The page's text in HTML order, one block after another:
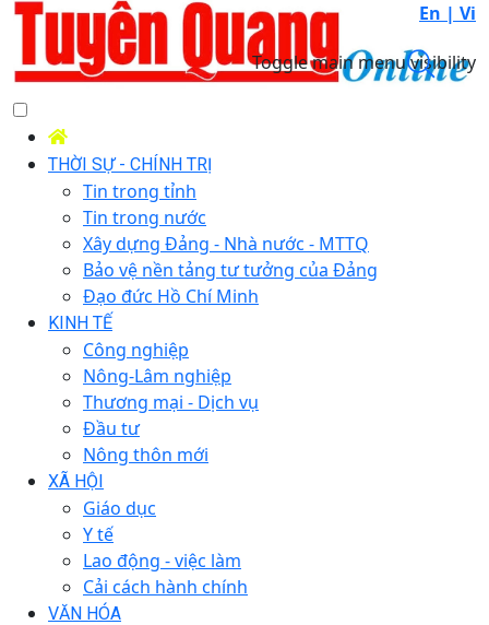
En | Vi
Toggle main menu visibility
THỜI SỰ - CHÍNH TRỊ
Tin trong tỉnh
Tin trong nước
Xây dựng Đảng - Nhà nước - MTTQ
Bảo vệ nền tảng tư tưởng của Đảng
Đạo đức Hồ Chí Minh
KINH TẾ
Công nghiệp
Nông-Lâm nghiệp
Thương mại - Dịch vụ
Đầu tư
Nông thôn mới
XÃ HỘI
Giáo dục
Y tế
Lao động - việc làm
Cải cách hành chính
VĂN HÓA